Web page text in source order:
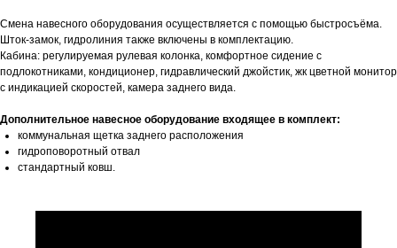
Смена навесного оборудования осуществляется с помощью быстросъёма.
Шток-замок, гидролиния также включены в комплектацию.
Кабина: регулируемая рулевая колонка, комфортное сидение с
подлокотниками, кондиционер, гидравлический джойстик, жк цветной монитор
с индикацией скоростей, камера заднего вида.
Дополнительное навесное оборудование входящее в комплект:
коммунальная щетка заднего расположения
гидроповоротный отвал
стандартный ковш.